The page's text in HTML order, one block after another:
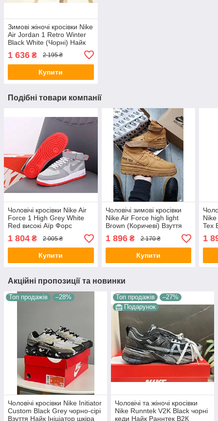
Зимові жіночі кросівки Nike
Air Jordan 1 Retro Winter
Black White (Чорні) Найк
хутро
1 636 ₴ 2 195 ₴
Купити
Подібні товари компанії
Чоловічі кросівки Nike Air
Force 1 High Grey White
Red високі Аїр Форс
світло-сірі з червоним
шкіряним осінням
1 804 ₴ 2 005 ₴
Купити
Чоловічі зимові кросівки
Nike Air Force high light
Brown (Коричеві) Взуття
Найк Аір Форс високі
шкіра утеплені Єврозима
ТЕРМО
1 896₴ 2 170 ₴
Купити
Tex
1
Акційні пропозиції та новинки
Топ продажів –28%
Чоловічі кросівки Nike Initiator
Custom Black Grey чорно-сірі
Взуття Найк Ініціатор шкіра
Топ продажів
–27%
Подарунок
Чоловічі та жіночі кросівки
Nike Runntek V2K Black чорні
кеди Найк Раннтек В2К